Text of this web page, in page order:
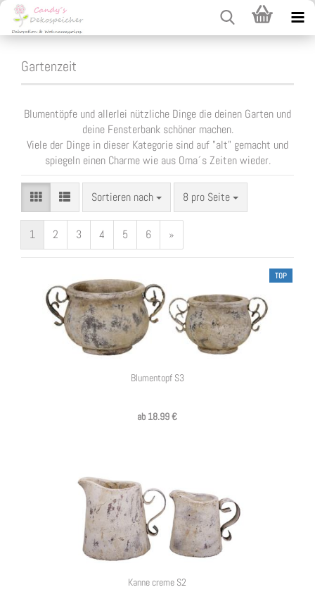
Gartenzeit
Blumentöpfe und allerlei nützliche Dinge die deinen Garten und
deine Fensterbank schöner machen.
Viele der Dinge in dieser Kategorie sind auf "alt" gemacht und
spiegeln einen Charme wie aus Oma´s Zeiten wieder.
Sortieren nach
Sortieren nach 8 pro Seite
pro Seite
1 2 3 4 5 6 »
TOP
Blumentopf S3
ab 18.99 €
Kanne creme S2